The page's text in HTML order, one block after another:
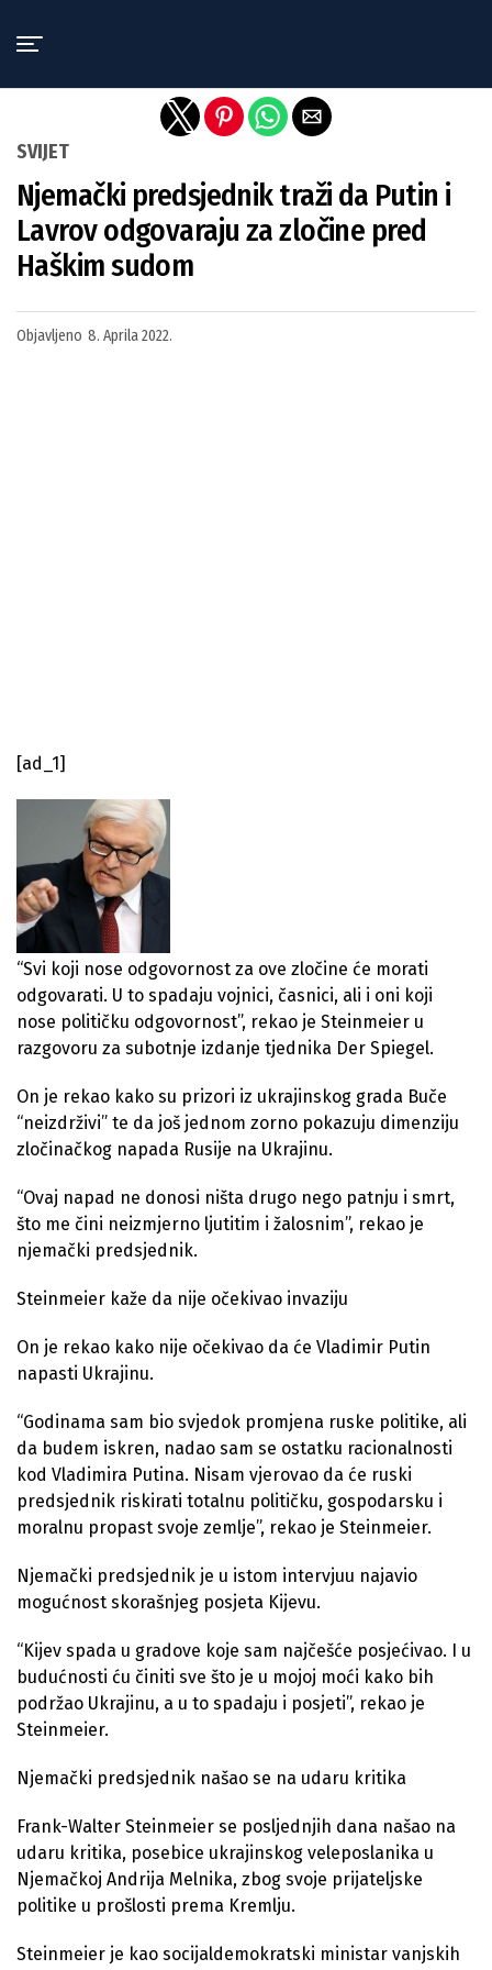
SVIJET
Njemački predsjednik traži da Putin i
Lavrov odgovaraju za zločine pred
Haškim sudom
Objavljeno 8. Aprila 2022.
[ad_1]
“Svi koji nose odgovornost za ove zločine će morati
odgovarati. U to spadaju vojnici, časnici, ali i oni koji
nose političku odgovornost”, rekao je Steinmeier u
razgovoru za subotnje izdanje tjednika Der Spiegel.
On je rekao kako su prizori iz ukrajinskog grada Buče
“neizdrživi” te da još jednom zorno pokazuju dimenziju
zločinačkog napada Rusije na Ukrajinu.
“Ovaj napad ne donosi ništa drugo nego patnju i smrt,
što me čini neizmjerno ljutitim i žalosnim”, rekao je
njemački predsjednik.
Steinmeier kaže da nije očekivao invaziju
On je rekao kako nije očekivao da će Vladimir Putin
napasti Ukrajinu.
“Godinama sam bio svjedok promjena ruske politike, ali
da budem iskren, nadao sam se ostatku racionalnosti
kod Vladimira Putina. Nisam vjerovao da će ruski
predsjednik riskirati totalnu političku, gospodarsku i
moralnu propast svoje zemlje”, rekao je Steinmeier.
Njemački predsjednik je u istom intervjuu najavio
mogućnost skorašnjeg posjeta Kijevu.
“Kijev spada u gradove koje sam najčešće posjećivao. I u
budućnosti ću činiti sve što je u mojoj moći kako bih
podržao Ukrajinu, a u to spadaju i posjeti”, rekao je
Steinmeier.
Njemački predsjednik našao se na udaru kritika
Frank-Walter Steinmeier se posljednjih dana našao na
udaru kritika, posebice ukrajinskog veleposlanika u
Njemačkoj Andrija Melnika, zbog svoje prijateljske
politike u prošlosti prema Kremlju.
Steinmeier je kao socijaldemokratski ministar vanjskih